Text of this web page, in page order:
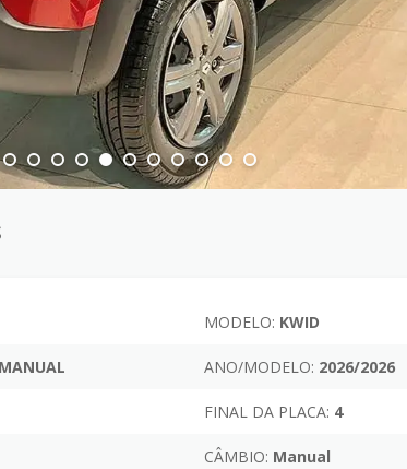
MODELO: KWID
ANO/MODELO: 2026/2026
FINAL DA PLACA: 4
CÂMBIO: Manual